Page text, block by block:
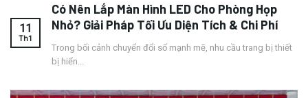
Có Nên Lắp Màn Hình LED Cho Phòng Họp
Nhỏ? Giải Pháp Tối Ưu Diện Tích & Chi Phí
Trong bối cảnh chuyển đổi số mạnh mẽ, nhu cầu trang bị thiết
bị hiển...
11
Th1